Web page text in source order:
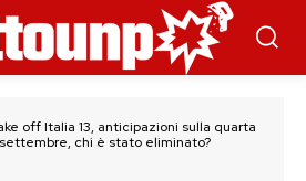
off Italia 13, anticipazioni sulla quarta
chi è stato eliminato?